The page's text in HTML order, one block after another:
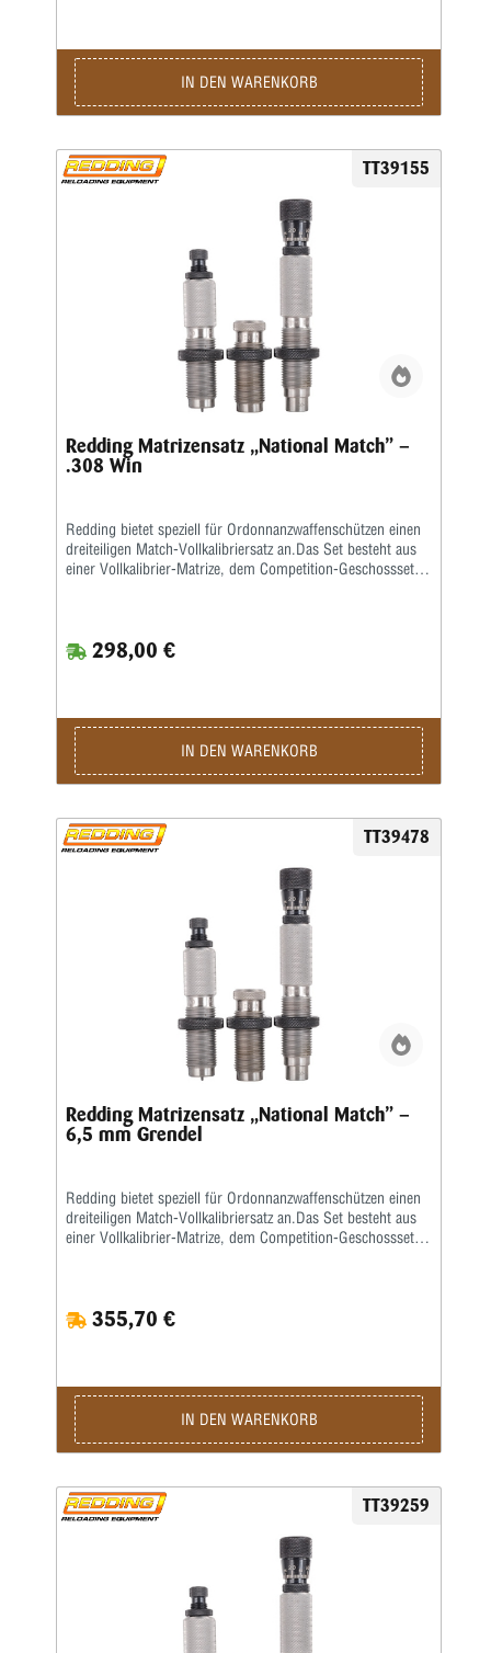
IN DEN WARENKORB
TT39155
Redding Matrizensatz „National Match” –
.308 Win
Redding bietet speziell für Ordonnanzwaffenschützen einen
dreiteiligen Match-Vollkalibriersatz an.Das Set besteht aus
einer Vollkalibrier-Matrize, dem Competition-Geschosssetzer
298,00 €
IN DEN WARENKORB
TT39478
Redding Matrizensatz „National Match” –
6,5 mm Grendel
Redding bietet speziell für Ordonnanzwaffenschützen einen
dreiteiligen Match-Vollkalibriersatz an.Das Set besteht aus
einer Vollkalibrier-Matrize, dem Competition-Geschosssetzer
355,70 €
IN DEN WARENKORB
TT39259